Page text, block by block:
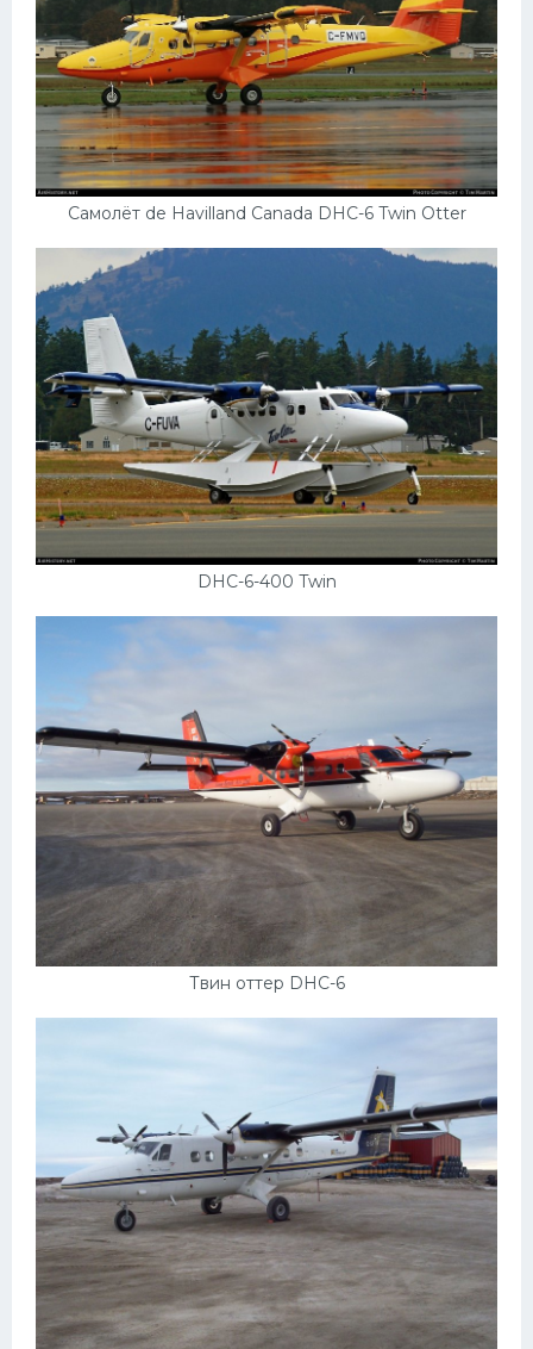
Самолёт de Havilland Canada DHC-6 Twin Otter
DHC-6-400 Twin
Твин оттер DHC-6
Гараж
Русские авто
Вольво
БМВ
МАЗ
Сузуки
Мерседес
Фольксваген
Лексус
Дэу
Скания
Форд
Кавасаки
Инфинити
ЛУАЗ
Фиат
Ситроен
Субару
Опель
Подводные лодки
Митсубиси
Крайслер
Порше
Самолеты
Корабли
Комплектующие